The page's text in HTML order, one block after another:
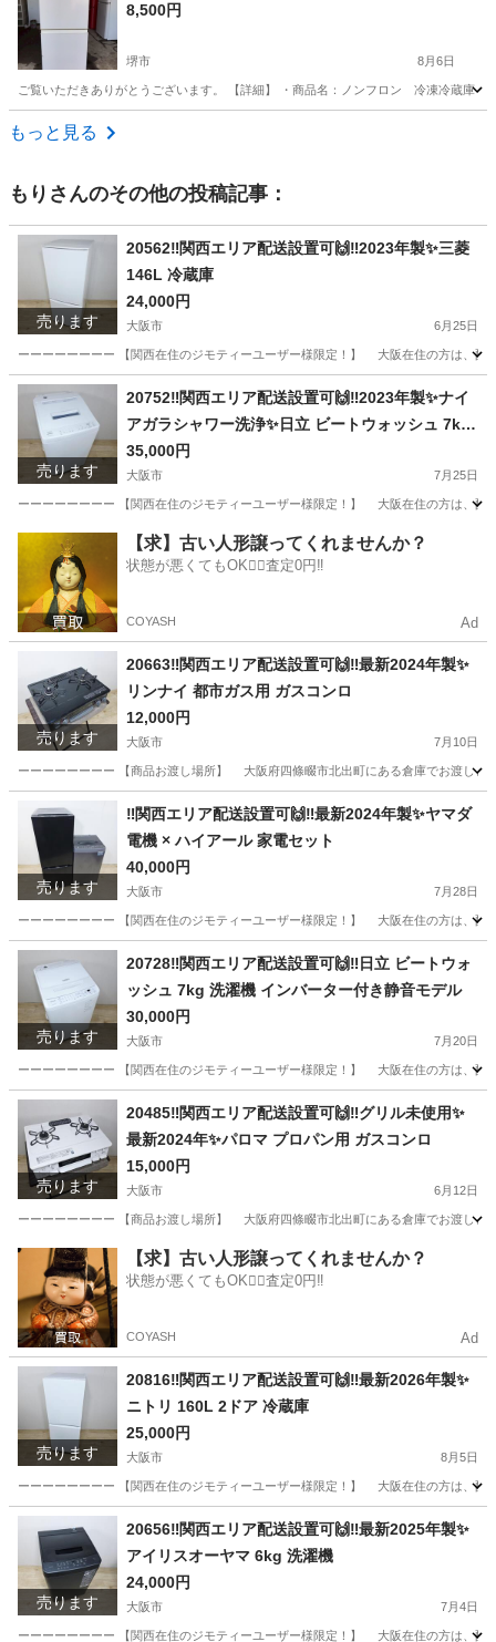
8,500円
堺市 8月6日
ご覧いただきありがとうございます。 【詳細】 ・商品名：ノンフロン 冷凍冷蔵庫
大阪 堺市
もっと見る
もり さんのその他の投稿記事：
売ります
20562‼️関西エリア配送設置可🙌‼️2023年製✨三菱
146L 冷蔵庫
24,000円
大阪市 6月25日
ーーーーーーーー 【関西在住のジモティーユーザー様限定！】 大阪在住の方は、
大阪 大阪市 キッチン家電 エリア
売ります
20752‼️関西エリア配送設置可🙌‼️2023年製✨ナイ
アガラシャワー洗浄✨日立 ビートウォッシュ 7kg
洗濯機 インバーター付き静音モデル
35,000円
大阪市 7月25日
ーーーーーーーー 【関西在住のジモティーユーザー様限定！】 大阪在住の方は、
生活家電 ナイアガラ
【求】古い人形譲ってくれませんか？
状態が悪くてもOK🙆‍♀️査定0円‼️
COYASH Ad
売ります
20663‼️関西エリア配送設置可🙌‼️最新2024年製✨
リンナイ 都市ガス用 ガスコンロ
12,000円
大阪市 7月10日
ーーーーーーーー 【商品お渡し場所】 大阪府四條畷市北出町にある倉庫でお渡し
大阪 大阪市 調理器具 都市ガス
売ります
‼️関西エリア配送設置可🙌‼️最新2024年製✨ヤマダ
電機 × ハイアール 家電セット
40,000円
大阪市 7月28日
ーーーーーーーー 【関西在住のジモティーユーザー様限定！】 大阪在住の方は、
大阪 大阪市 キッチン家電 ヤマダ電機
売ります
20728‼️関西エリア配送設置可🙌‼️日立 ビートウォ
ッシュ 7kg 洗濯機 インバーター付き静音モデル
30,000円
大阪市 7月20日
ーーーーーーーー 【関西在住のジモティーユーザー様限定！】 大阪在住の方は、
大阪 大阪市 生活家電 ビートウォッシュ
売ります
20485‼️関西エリア配送設置可🙌‼️グリル未使用✨
最新2024年✨パロマ プロパン用 ガスコンロ
15,000円
大阪市 6月12日
ーーーーーーーー 【商品お渡し場所】 大阪府四條畷市北出町にある倉庫でお渡し
大阪 大阪市 調理器具 ガスコンロ
【求】古い人形譲ってくれませんか？
状態が悪くてもOK🙆‍♀️査定0円‼️
COYASH Ad
売ります
20816‼️関西エリア配送設置可🙌‼️最新2026年製✨
ニトリ 160L 2ドア 冷蔵庫
25,000円
大阪市 8月5日
ーーーーーーーー 【関西在住のジモティーユーザー様限定！】 大阪在住の方は、
大阪 大阪市 キッチン家電 エリア
売ります
20656‼️関西エリア配送設置可🙌‼️最新2025年製✨
アイリスオーヤマ 6kg 洗濯機
24,000円
大阪市 7月4日
ーーーーーーーー 【関西在住のジモティーユーザー様限定！】 大阪在住の方は、